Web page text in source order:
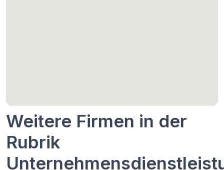
Weitere Firmen in der
Rubrik